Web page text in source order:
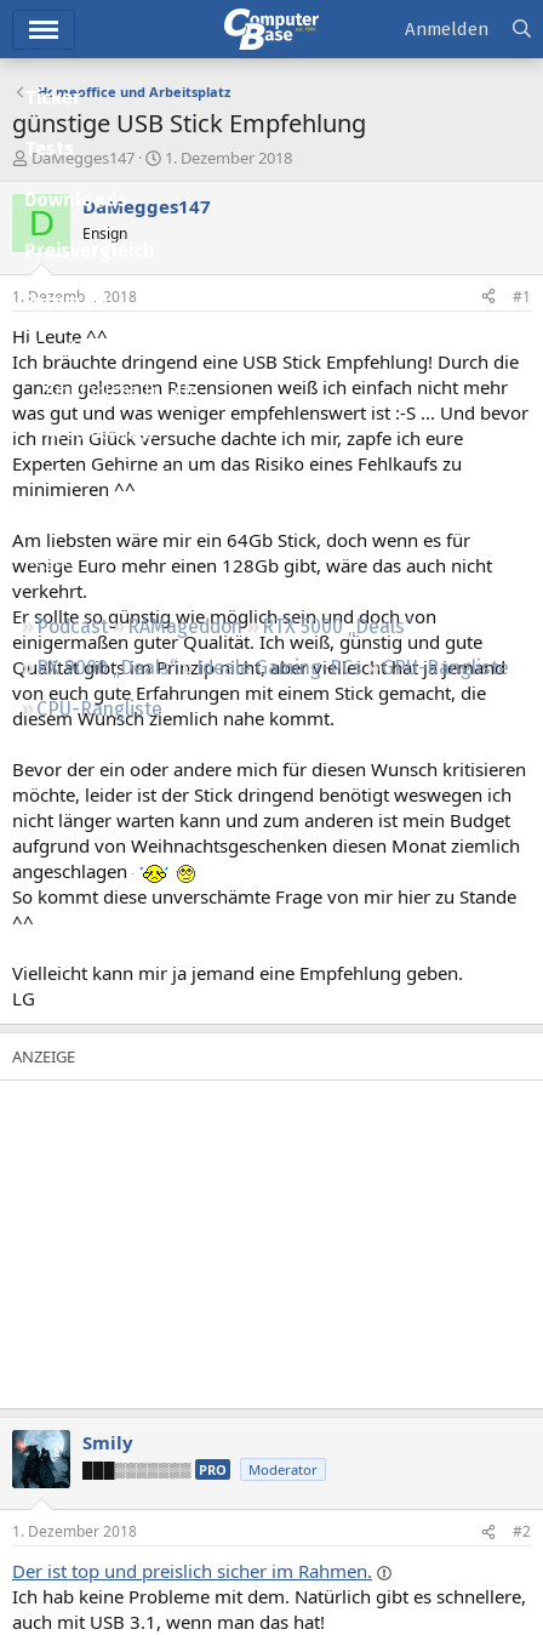
Ticker
Tests
Downloads
Preisvergleich
Forum
Aktuelles
Empfohlene Inhalte
Neue Beiträge
Neueste Aktivitäten
Regeln
Podcast RAMageddon
RTX 5000 „Deals“
RX 9000 „Deals“
Ideale Gaming-PCs
GPU-Rangliste
CPU-Rangliste
Anmelden
Homeoffice und Arbeitsplatz
günstige USB Stick Empfehlung
E
s
e
l
e
DaMegges147
E
s
t
1. Dezember 2018
D DaMegges147
Ensign
1. Dezember 2018 #1
Hi Leute ^^
Ich bräuchte dringend eine USB Stick Empfehlung! Durch die
ganzen gelesenen Rezensionen weiß ich einfach nicht mehr
was gut und was weniger empfehlenswert ist :-S ... Und bevor
ich mein Glück versuche dachte ich mir, zapfe ich eure
Experten Gehirne an um das Risiko eines Fehlkaufs zu
minimieren ^^
Am liebsten wäre mir ein 64Gb Stick, doch wenn es für
wenige Euro mehr einen 128Gb gibt, wäre das auch nicht
verkehrt.
Er sollte so günstig wie möglich sein und doch von
einigermaßen guter Qualität. Ich weiß, günstig und gute
Qualität gibts im Prinzip nicht, aber vielleicht hat ja jemand
von euch gute Erfahrungen mit einem Stick gemacht, die
diesem Wunsch ziemlich nahe kommt.
Bevor der ein oder andere mich für diesen Wunsch kritisieren
möchte, leider ist der Stick dringend benötigt weswegen ich
nicht länger warten kann und zum anderen ist mein Budget
aufgrund von Weihnachtsgeschenken diesen Monat ziemlich
angeschlagen
So kommt diese unverschämte Frage von mir hier zu Stande
^^
Vielleicht kann mir ja jemand eine Empfehlung geben.
LG
Smily
███▒▒▒▒▒▒▒ PRO Moderator
1. Dezember 2018 #2
Der ist top und preislich sicher im Rahmen.
Ich hab keine Probleme mit dem. Natürlich gibt es schnellere,
auch mit USB 3.1, wenn man das hat!